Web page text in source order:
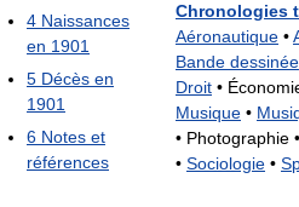
Chronologies
Aéronautique •
Bande dessinée
Droit •
Musique •
• Photographie •
• Sociologie •
4 Naissances
en 1901
5 Décès en
1901
6 Notes et
références